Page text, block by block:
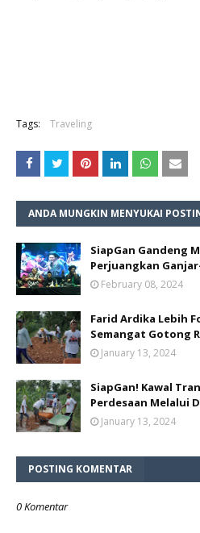
Tags: Traveling
ANDA MUNGKIN MENYUKAI
SiapGan Gandeng
Perjuangkan
February 08, 2024
Farid Ardika Lebih
Semangat Gotong
January 13, 2024
SiapGan! Kawal
Perdesaan Melalui
January 13, 2024
POSTING KOMENTAR
0 Komentar